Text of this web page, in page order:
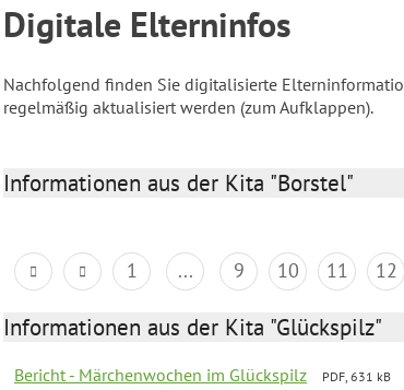
Digitale Elterninfos
Nachfolgend finden Sie digitalisierte
regelmäßig aktualisiert werden (zum Aufklappen).
Informationen aus der Kita "Borstel"
1 ... 9 10 11 12
Informationen aus der Kita "Glückspilz"
Bericht - Märchenwochen im Glückspilz PDF, 631 kB